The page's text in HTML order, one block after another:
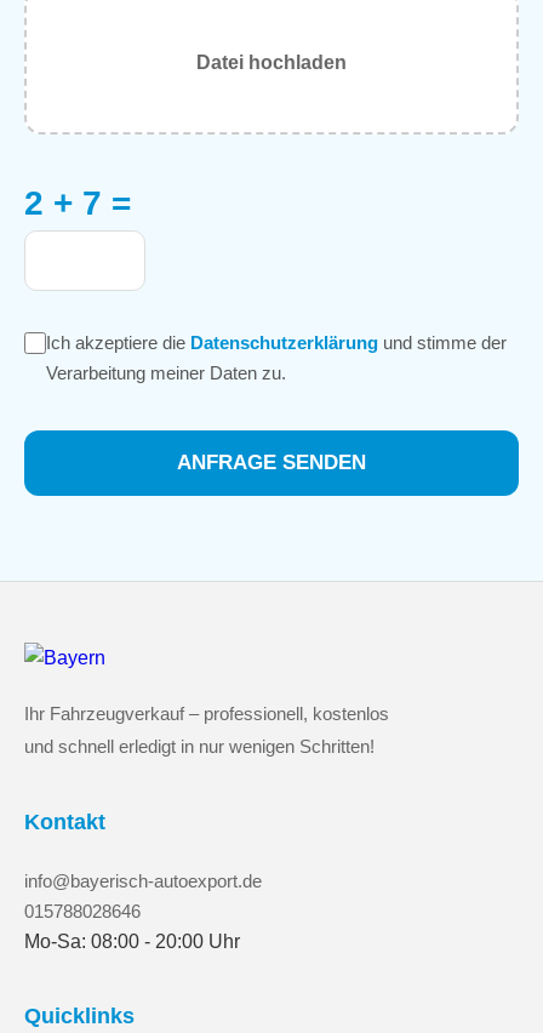
Datei hochladen
2 + 7 =
Ich akzeptiere die Datenschutzerklärung und stimme der
Verarbeitung meiner Daten zu.
ANFRAGE SENDEN
Ihr Fahrzeugverkauf – professionell, kostenlos
und schnell erledigt in nur wenigen Schritten!
Kontakt
info@bayerisch-autoexport.de
015788028646
Mo-Sa: 08:00 - 20:00 Uhr
Quicklinks